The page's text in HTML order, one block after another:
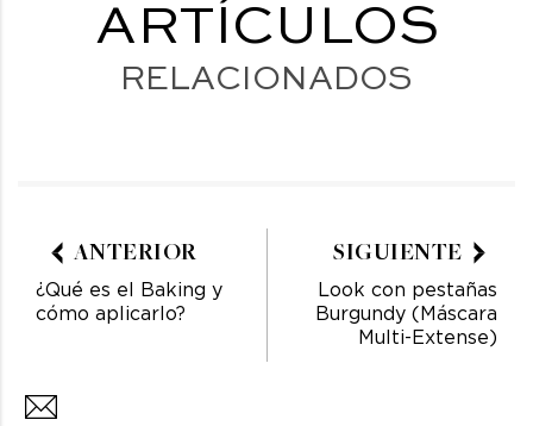
ARTÍCULOS
RELACIONADOS
ANTERIOR
¿Qué es el Baking y
cómo aplicarlo?
SIGUIENTE
Look con pestañas
Burgundy (Máscara
Multi-Extense)